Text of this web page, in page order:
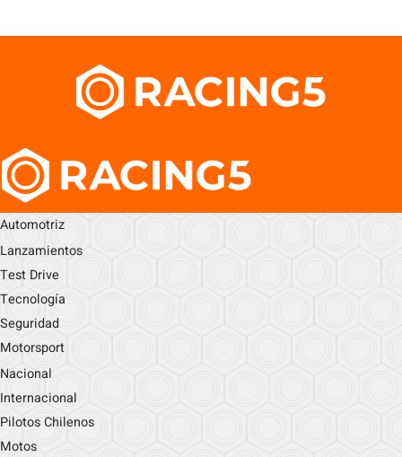
Automotriz
Lanzamientos
Test Drive
Tecnología
Seguridad
Motorsport
Nacional
Internacional
Pilotos Chilenos
Motos